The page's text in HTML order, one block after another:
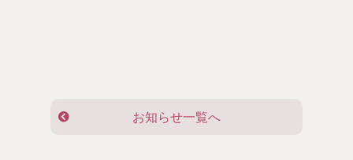
お知らせ一覧へ